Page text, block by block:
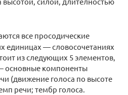
все просодические
единицах — словосочетаниях
из следующих 5 элементов,
основные компоненты
(движение голоса по высоте
речи; тембр голоса.